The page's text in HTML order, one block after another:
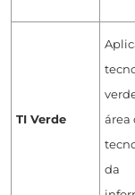
TI Verde
área
da